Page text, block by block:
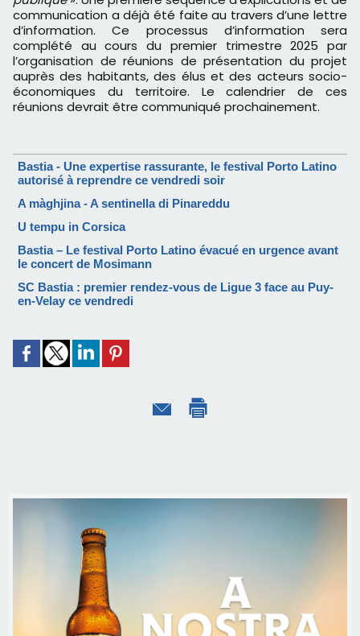
communication a déjà été faite au travers d’une lettre
d’information. Ce processus d’information sera
complété au cours du premier trimestre 2025 par
l’organisation de réunions de présentation du projet
auprès des habitants, des élus et des acteurs socio-
économiques du territoire. Le calendrier de ces
réunions devrait être communiqué prochainement.
Bastia - Une expertise rassurante, le festival Porto Latino
autorisé à reprendre ce vendredi soir
A màghjina - A sentinella di Pinareddu
U tempu in Corsica
Bastia – Le festival Porto Latino évacué en urgence avant
le concert de Mosimann
SC Bastia : premier rendez-vous de Ligue 3 face au Puy-
en-Velay ce vendredi